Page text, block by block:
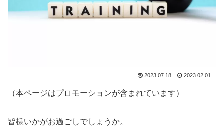
2023.07.18 2023.02.01
（本ページはプロモーションが含まれています）
皆様いかがお過ごしでしょうか。